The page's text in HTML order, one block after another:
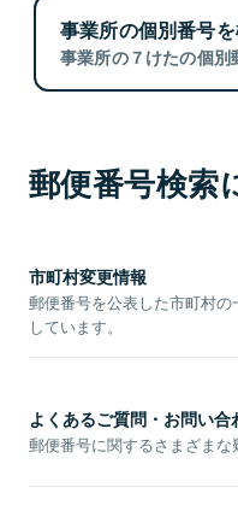
事業所の個別番号
事業所の７けたの個別
郵便番号検索
市町村変更情報
郵便番号を公表した市町村
しています。
よくあるご質問・お問い合
郵便番号に関するさまざまな